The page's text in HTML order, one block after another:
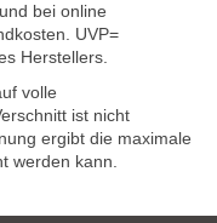
bei online
UVP=
Herstellers.
volle
ist nicht
ergibt die maximale
werden kann.